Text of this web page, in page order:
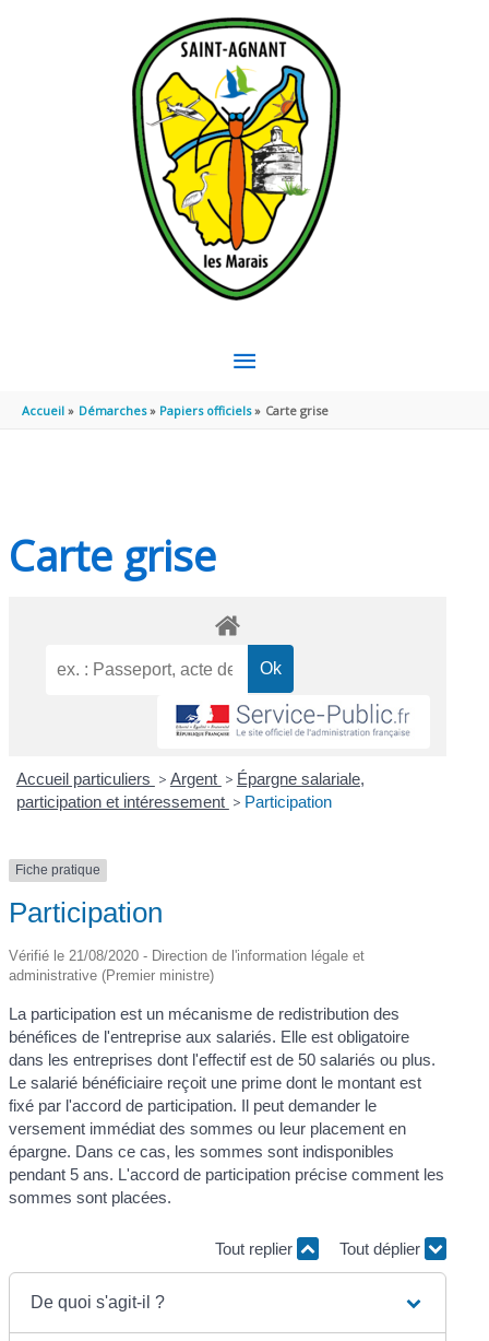
MENU
PRINCIPAL
Accueil Démarches Papiers officiels Carte grise
Carte grise
Accueil particuliers > Argent > Épargne salariale,
participation et intéressement > Participation
Fiche pratique
Participation
Vérifié le 21/08/2020 - Direction de l'information légale et
administrative (Premier ministre)
La participation est un mécanisme de redistribution des
bénéfices de l'entreprise aux salariés. Elle est obligatoire
dans les entreprises dont l'effectif est de 50 salariés ou plus.
Le salarié bénéficiaire reçoit une prime dont le montant est
fixé par l'accord de participation. Il peut demander le
versement immédiat des sommes ou leur placement en
épargne. Dans ce cas, les sommes sont indisponibles
pendant 5 ans. L'accord de participation précise comment les
sommes sont placées.
Tout replier Tout déplier
De quoi s'agit-il ?